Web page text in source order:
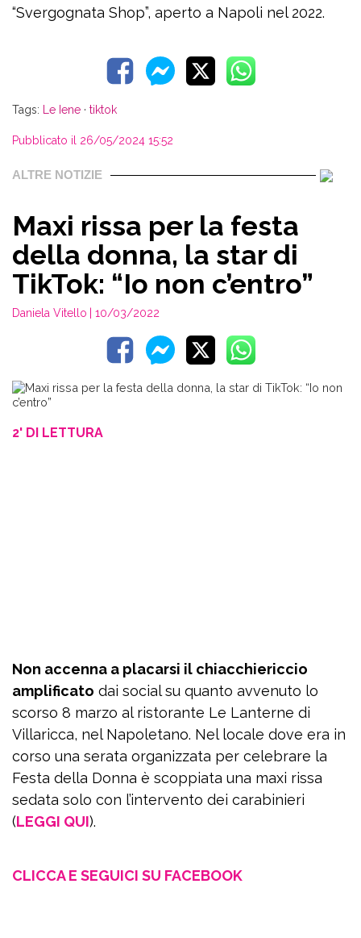
“Svergognata Shop”, aperto a Napoli nel 2022.
Tags: Le Iene · tiktok
Pubblicato il 26/05/2024 15:52
ALTRE NOTIZIE
Maxi rissa per la festa
della donna, la star di
TikTok: “Io non c’entro”
Daniela Vitello | 10/03/2022
2' DI LETTURA
Non accenna a placarsi il chiacchiericcio
amplificato dai social su quanto avvenuto lo
scorso 8 marzo al ristorante Le Lanterne di
Villaricca, nel Napoletano. Nel locale dove era in
corso una serata organizzata per celebrare la
Festa della Donna è scoppiata una maxi rissa
sedata solo con l’intervento dei carabinieri
(LEGGI QUI).
CLICCA E SEGUICI SU FACEBOOK